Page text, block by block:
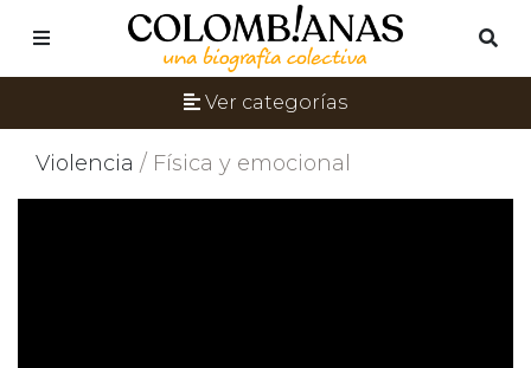
Ver categorías
Violencia / Física y emocional